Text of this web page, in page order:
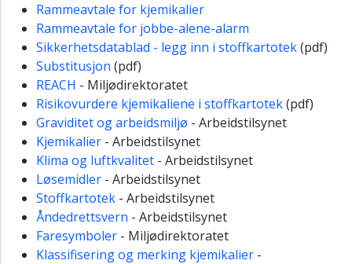
Rammeavtale for kjemikalier
Rammeavtale for jobbe-alene-alarm
Sikkerhetsdatablad - legg inn i stoffkartotek(pdf)
Substitusjon (pdf)
REACH - Miljødirektoratet
Risikovurdere kjemikaliene i stoffkartotek(pdf)
Graviditet og arbeidsmiljø - Arbeidstilsynet
Kjemikalier - Arbeidstilsynet
Klima og luftkvalitet - Arbeidstilsynet
Løsemidler - Arbeidstilsynet
Stoffkartotek - Arbeidstilsynet
Åndedrettsvern - Arbeidstilsynet
Faresymboler - Miljødirektoratet
Klassifisering og merking kjemikalier -